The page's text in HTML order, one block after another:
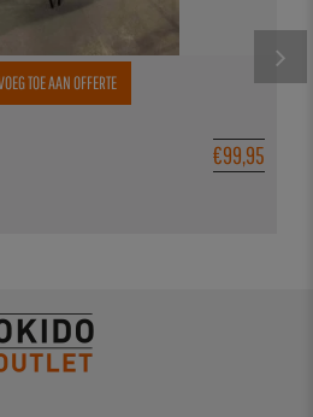
TOE AAN OFFERTE
€99,95